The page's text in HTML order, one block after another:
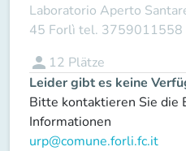
Laboratorio Aperto
45 Forlì tel. 3759011558
person 12 Plätze
Leider gibt es keine
Bitte kontaktieren Sie die
Informationen
urp@comune.forli.fc.it